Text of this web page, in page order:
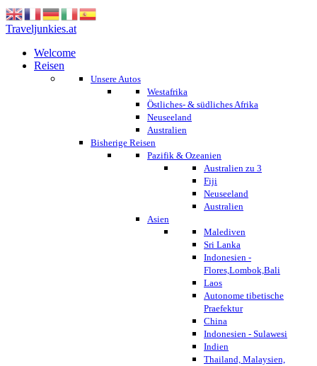
Traveljunkies.at
Welcome
Reisen
Unsere Autos
Westafrika
Östliches- & südliches Afrika
Neuseeland
Australien
Bisherige Reisen
Pazifik & Ozeanien
Australien zu 3
Fiji
Neuseeland
Australien
Asien
Malediven
Sri Lanka
Indonesien -
Flores,Lombok,Bali
Laos
Autonome tibetische
Praefektur
China
Indonesien - Sulawesi
Indien
Thailand, Malaysien,